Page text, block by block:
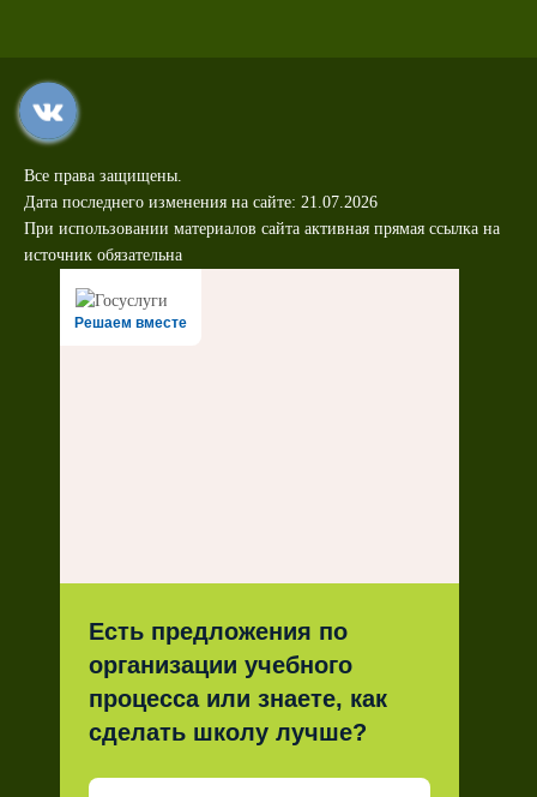
Все права защищены.
Дата последнего изменения на сайте: 21.07.2026
При использовании материалов сайта активная прямая ссылка на
источник обязательна
Решаем вместе
Есть предложения по
организации учебного
процесса или знаете, как
сделать школу лучше?